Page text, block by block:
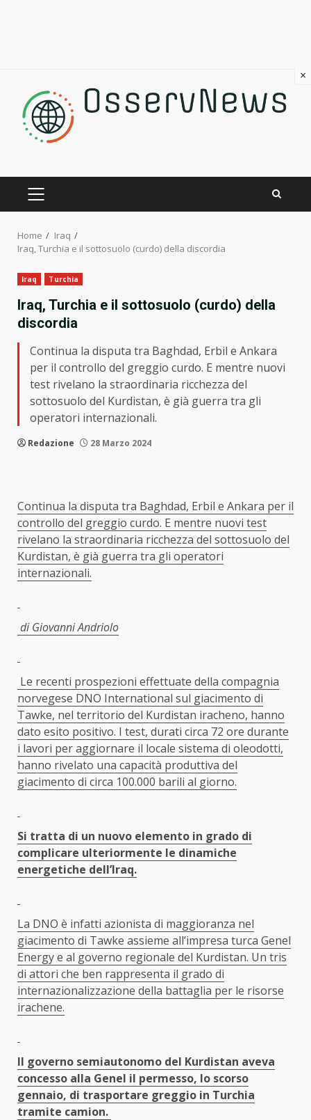
content
PRIMARY
MENU
Home
Iraq
Iraq, Turchia e il sottosuolo (curdo) della discordia
Iraq Turchia
Iraq, Turchia e il sottosuolo (curdo) della
discordia
Continua la disputa tra Baghdad, Erbil e Ankara
per il controllo del greggio curdo. E mentre nuovi
test rivelano la straordinaria ricchezza del
sottosuolo del Kurdistan, è già guerra tra gli
operatori internazionali.
Redazione 28 Marzo 2024
Continua la disputa tra Baghdad, Erbil e Ankara per il
controllo del greggio curdo. E mentre nuovi test
rivelano la straordinaria ricchezza del sottosuolo del
Kurdistan, è già guerra tra gli operatori
internazionali.
di Giovanni Andriolo
Le recenti prospezioni effettuate della compagnia
norvegese DNO International sul giacimento di
Tawke, nel territorio del Kurdistan iracheno, hanno
dato esito positivo. I test, durati circa 72 ore durante
i lavori per aggiornare il locale sistema di oleodotti,
hanno rivelato una capacità produttiva del
giacimento di circa 100.000 barili al giorno.
Si tratta di un nuovo elemento in grado di
complicare ulteriormente le dinamiche
energetiche dell’Iraq.
La DNO è infatti azionista di maggioranza nel
giacimento di Tawke assieme all’impresa turca Genel
Energy e al governo regionale del Kurdistan. Un tris
di attori che ben rappresenta il grado di
internazionalizzazione della battaglia per le risorse
irachene.
Il governo semiautonomo del Kurdistan aveva
concesso alla Genel il permesso, lo scorso
gennaio, di trasportare greggio in Turchia
tramite camion.
×